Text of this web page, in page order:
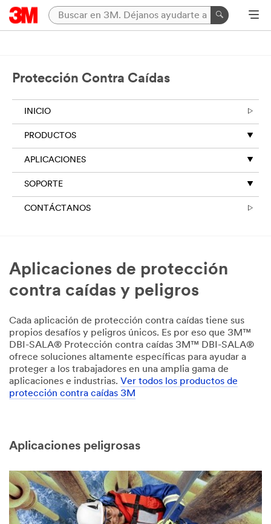
Protección Contra Caídas
INICIO
PRODUCTOS
APLICACIONES
SOPORTE
CONTÁCTANOS
Aplicaciones de protección
contra caídas y peligros
Cada aplicación de protección contra caídas tiene sus
propios desafíos y peligros únicos. Es por eso que 3M™
DBI-SALA® Protección contra caídas 3M™ DBI-SALA®
ofrece soluciones altamente específicas para ayudar a
proteger a los trabajadores en una amplia gama de
aplicaciones e industrias. Ver todos los productos de
protección contra caídas 3M
Aplicaciones peligrosas